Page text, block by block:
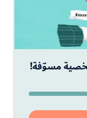
مسوّفة!